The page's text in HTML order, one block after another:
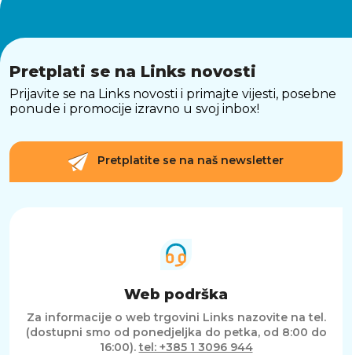
Pretplati se na Links novosti
Prijavite se na Links novosti i primajte vijesti, posebne
ponude i promocije izravno u svoj inbox!
Pretplatite se na naš newsletter
Web podrška
Za informacije o web trgovini Links nazovite na tel.
(dostupni smo od ponedjeljka do petka, od 8:00 do
16:00).tel: +385 1 3096 944